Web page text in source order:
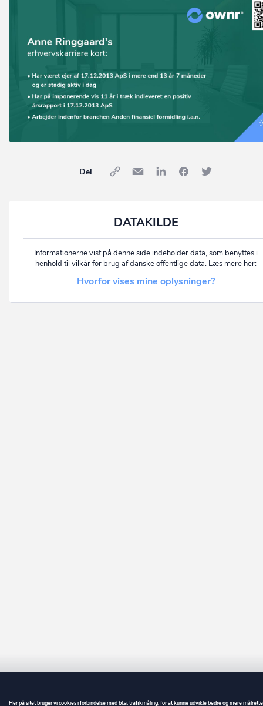
Del
DATAKILDE
Informationerne vist på denne side indeholder data, som benyttes i
henhold til vilkår for brug af danske offentlige data. Læs mere her:
Hvorfor vises mine oplysninger?
Her på sitet bruger vi cookies i forbindelse med bl.a. trafikmåling, for at kunne udvikle bedre og mere